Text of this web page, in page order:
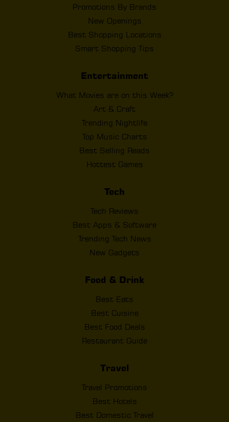
Promotions By Brands
New Openings
Best Shopping Locations
Smart Shopping Tips
Entertainment
What Movies are on this Week?
Art & Craft
Trending Nightlife
Top Music Charts
Best Selling Reads
Hottest Games
Tech
Tech Reviews
Best Apps & Software
Trending Tech News
New Gadgets
Food & Drink
Best Eats
Best Cuisine
Best Food Deals
Restaurant Guide
Travel
Travel Promotions
Best Hotels
Best Domestic Travel